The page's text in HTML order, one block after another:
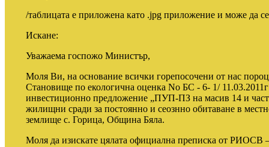
/таблицата е приложена като .jpg приложение и може да
Искане:
Уважаема госпожо Министър,
Моля Ви, на основание всички горепосочени от нас
Становище по екологична оценка No БС - 6- 1/
инвестиционно предложение „ПУП-ПЗ на масив 14 и част
жилищни сради за постоянно и сеознно обитаване в
землище с. Горица, Община Бяла.
Моля да изискате цялата официална преписка от РИОСВ